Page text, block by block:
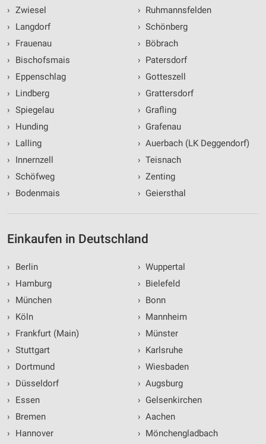
› Zwiesel
›
Langdorf
›
Frauenau
›
Bischofsmais
›
Eppenschlag
›
Lindberg
› Spiegelau
›
Hunding
›
Lalling
›
Innernzell
› Schöfweg
›
Bodenmais
› Ruhmannsfelden
› Schönberg
› Böbrach
› Patersdorf
› Gotteszell
› Grattersdorf
› Grafling
› Grafenau
› Auerbach (LK Deggendorf)
› Teisnach
› Zenting
› Geiersthal
Einkaufen in Deutschland
›
Berlin
›
Hamburg
›
München
›
Köln
›
Frankfurt (Main)
› Stuttgart
›
Dortmund
›
Düsseldorf
›
Essen
›
Bremen
›
Hannover
› Wuppertal
› Bielefeld
› Bonn
› Mannheim
› Münster
› Karlsruhe
› Wiesbaden
› Augsburg
› Gelsenkirchen
› Aachen
› Mönchengladbach